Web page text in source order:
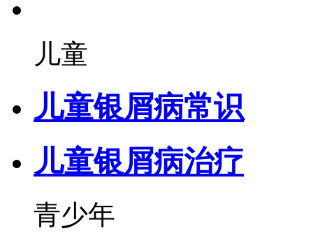
儿童
儿童银屑病常识
儿童银屑病治疗
青少年